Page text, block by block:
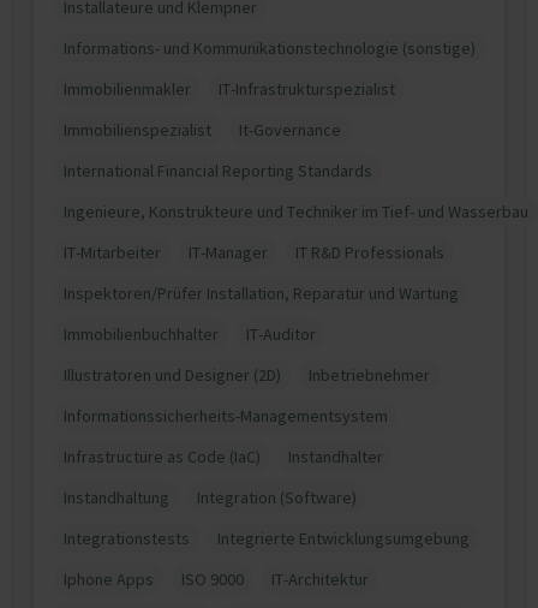
Installateure und Klempner
Informations- und Kommunikationstechnologie (sonstige)
Immobilienmakler
IT-Infrastrukturspezialist
Immobilienspezialist
It-Governance
International Financial Reporting Standards
Ingenieure, Konstrukteure und Techniker im Tief- und Wasserbau
IT-Mitarbeiter
IT-Manager
IT R&D Professionals
Inspektoren/Prüfer Installation, Reparatur und Wartung
Immobilienbuchhalter
IT-Auditor
Illustratoren und Designer (2D)
Inbetriebnehmer
Informationssicherheits-Managementsystem
Infrastructure as Code (IaC)
Instandhalter
Instandhaltung
Integration (Software)
Integrationstests
Integrierte Entwicklungsumgebung
Iphone Apps
ISO 9000
IT-Architektur